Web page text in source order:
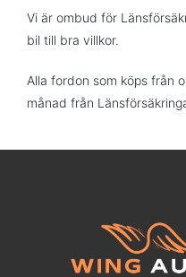
Vi är ombud för
bil till bra villkor.
Alla fordon som köps från
månad från